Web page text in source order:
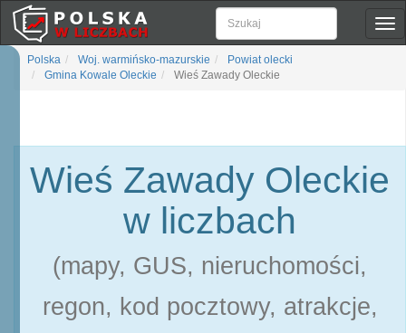
Polska Woj. warmińsko-mazurskie
Powiat olecki
Gmina Kowale Oleckie
Wieś Zawady Oleckie
Wieś Zawady Oleckie
w liczbach
(mapy, GUS, nieruchomości,
regon, kod pocztowy, atrakcje,